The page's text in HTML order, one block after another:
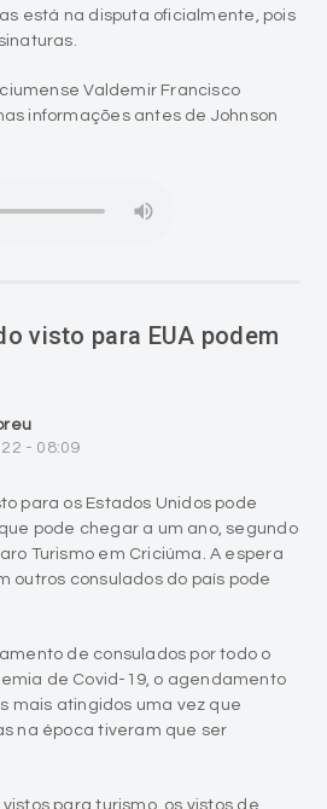
está na disputa oficialmente, pois
Valdemir Francisco
informações antes de Johnson
visto para EUA podem
- 08:09
para os Estados Unidos pode
pode chegar a um ano, segundo
Turismo em Criciúma. A espera
outros consulados do país pode
de consulados por todo o
de Covid-19, o agendamento
mais atingidos uma vez que
na época tiveram que ser
para turismo, os vistos de